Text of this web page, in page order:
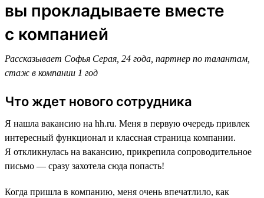
вы прокладываете вместе
с компанией
Рассказывает Софья Серая, 24 года, партнер по талантам,
стаж в компании 1 год
Что ждет нового сотрудника
Я нашла вакансию на hh.ru. Меня в первую очередь привлек
интересный функционал и классная страница компании.
Я откликнулась на вакансию, прикрепила сопроводительное
письмо — сразу захотела сюда попасть!
Когда пришла в компанию, меня очень впечатлило, как